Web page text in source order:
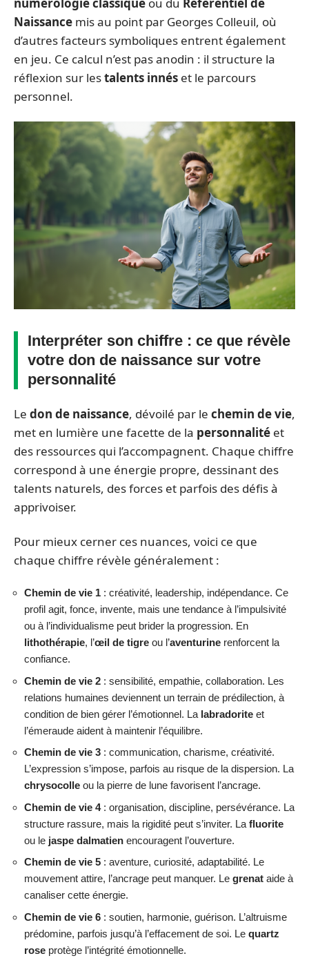
Naissance mis au point par Georges Colleuil, où
d’autres facteurs symboliques entrent également
en jeu. Ce calcul n’est pas anodin : il structure la
réflexion sur lestalents innés et le parcours
personnel.
Interpréter son chiffre : ce que révèle
votre don de naissance sur votre
personnalité
Le don de naissance, dévoilé par le chemin de vie,
met en lumière une facette de la personnalité et
des ressources qui l’accompagnent. Chaque chiffre
correspond à une énergie propre, dessinant des
talents naturels, des forces et parfois des défis à
apprivoiser.
Pour mieux cerner ces nuances, voici ce que
chaque chiffre révèle généralement :
Chemin de vie 1 : créativité, leadership, indépendance. Ce
profil agit, fonce, invente, mais une tendance à l’impulsivité
ou à l’individualisme peut brider la progression. En
lithothérapie, l’œil de tigre ou l’aventurine renforcent la
confiance.
Chemin de vie 2 : sensibilité, empathie, collaboration. Les
relations humaines deviennent un terrain de prédilection, à
condition de bien gérer l’émotionnel. La labradorite et
l’émeraude aident à maintenir l’équilibre.
Chemin de vie 3 : communication, charisme, créativité.
L’expression s’impose, parfois au risque de la dispersion. La
chrysocolle ou la pierre de lune favorisent l’ancrage.
Chemin de vie 4: organisation, discipline, persévérance. La
structure rassure, mais la rigidité peut s’inviter. La fluorite
ou le jaspe dalmatien encouragent l’ouverture.
Chemin de vie 5 : aventure, curiosité, adaptabilité. Le
mouvement attire, l’ancrage peut manquer. Le grenat aide à
canaliser cette énergie.
Chemin de vie 6 : soutien, harmonie, guérison. L’altruisme
prédomine, parfois jusqu’à l’effacement de soi. Le quartz
rose protège l’intégrité émotionnelle.